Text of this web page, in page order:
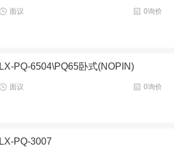
0询价
面议
LX-PQ-6504\PQ65卧式(NOPIN)
0询价
面议
LX-PQ-3007